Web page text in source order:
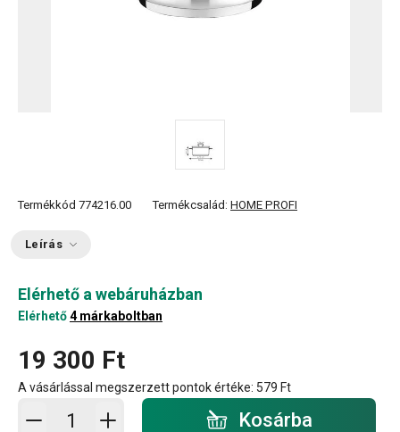
Termékkód 774216.00 Termékcsalád: HOME PROFI
Leírás
Elérhető a webáruházban
Elérhető4 márkaboltban
19 300 Ft
A vásárlással megszerzett pontok értéke: 579 Ft
Kosárba - mennyiség Kosárba